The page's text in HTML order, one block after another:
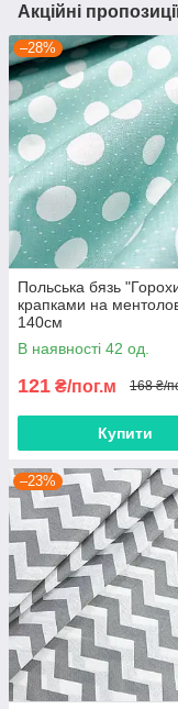
Акційні
–28%
Польська бязь
крапками на
140см
В наявності 42 од.
121 ₴/пог.м 168 ₴/
Купити
–23%